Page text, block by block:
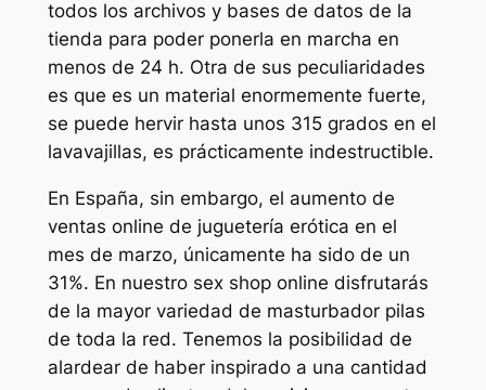
todos los archivos y bases de datos de la
tienda para poder ponerla en marcha en
menos de 24 h. Otra de sus peculiaridades
es que es un material enormemente fuerte,
se puede hervir hasta unos 315 grados en el
lavavajillas, es prácticamente indestructible.
En España, sin embargo, el aumento de
ventas online de juguetería erótica en el
mes de marzo, únicamente ha sido de un
31%. En nuestro sex shop online disfrutarás
de la mayor variedad de masturbador pilas
de toda la red. Tenemos la posibilidad de
alardear de haber inspirado a una cantidad